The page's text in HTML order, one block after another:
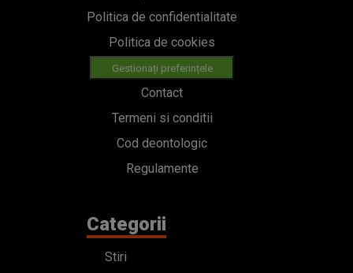
Politica de confidentialitate
Politica de cookies
Gestionați preferințele
Contact
Termeni si conditii
Cod deontologic
Regulamente
Categorii
Stiri